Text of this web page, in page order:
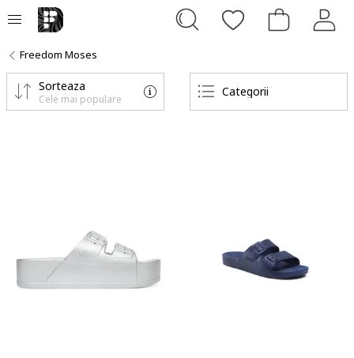
Freedom Moses
Categorii
Sorteaza
Cele mai populare